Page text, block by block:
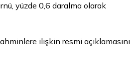
yüzde 0,6 daralma olarak
ilişkin resmi açıklamasını